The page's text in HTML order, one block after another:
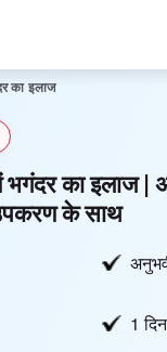
Piles
हमारे बारे में
हमसे संपर्क करें
का इलाज
का इलाज |
के साथ
1